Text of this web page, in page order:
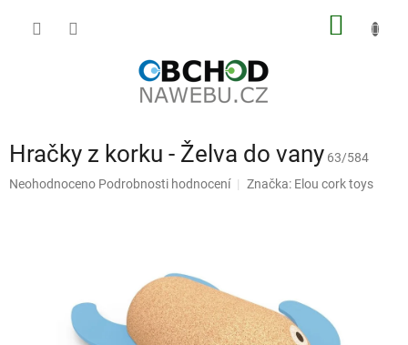
Hračky z korku - Želva do vany 63/584
Průměrné
Neohodnoceno Podrobnosti hodnocení Značka: Elou cork toys